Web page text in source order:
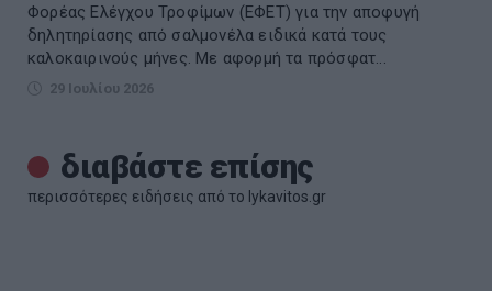
Φορέας Ελέγχου Τροφίμων (ΕΦΕΤ) για την αποφυγή
δηλητηρίασης από σαλμονέλα ειδικά κατά τους
καλοκαιρινούς μήνες. Με αφορμή τα πρόσφατ...
29 Ιουλίου 2026
διαβάστε επίσης
περισσότερες ειδήσεις από το lykavitos.gr